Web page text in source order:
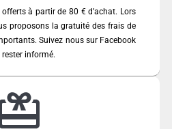
à partir de 80 € d’achat. Lors
proposons la gratuité des frais de
Suivez nous sur Facebook
informé.